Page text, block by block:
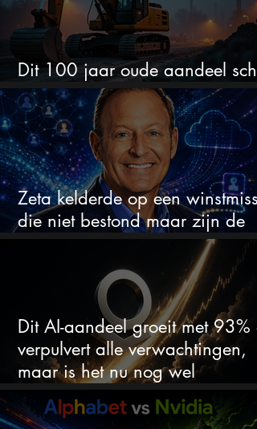
Dit 100 jaar oude aandeel
omhoog door de AI-boom
Zeta kelderde op een
die niet bestond maar zijn de
aandelen koopwaardig?
Dit AI-aandeel groeit met 93%
verpulvert alle verwachtingen,
maar is het nu nog wel
koopwaardig?